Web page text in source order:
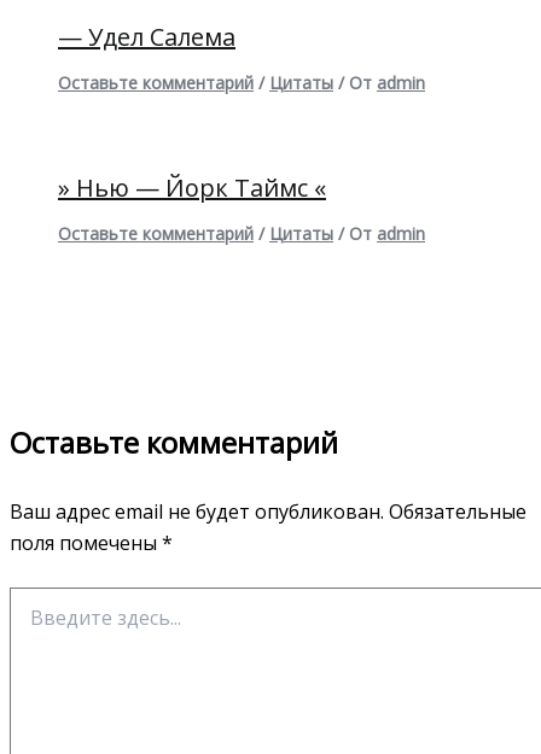
— Удел Салема
Оставьте комментарий / Цитаты / От admin
» Нью — Йорк Таймс «
Оставьте комментарий / Цитаты / От admin
Оставьте комментарий
Ваш адрес email не будет опубликован. Обязательные
поля помечены *
здесь...